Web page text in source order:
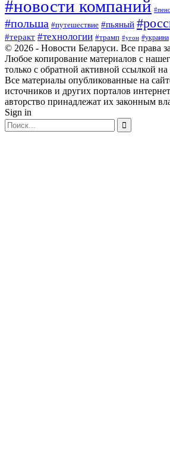
#новости компаний
#польша #путешествие #пьяный
#теракт #технологии #трамп #угон #украина
© 2026 - Новости Беларуси. Все права
Любое копирование материалов с
только с обратной активной ссылкой на
Все материалы опубликованные на
источников и других порталов
авторство принадлежат их законным
Sign in